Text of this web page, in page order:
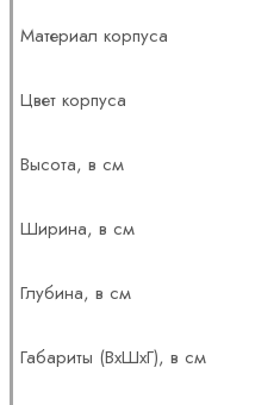
Материал корпуса
Цвет корпуса
Высота, в см
Ширина, в см
Глубина, в см
Габариты (ВxШxГ), в см